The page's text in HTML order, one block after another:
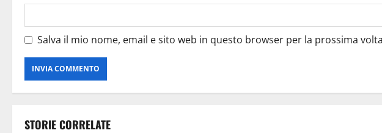
Salva il mio nome, email e sito web in questo browser per la prossima
STORIE CORRELATE